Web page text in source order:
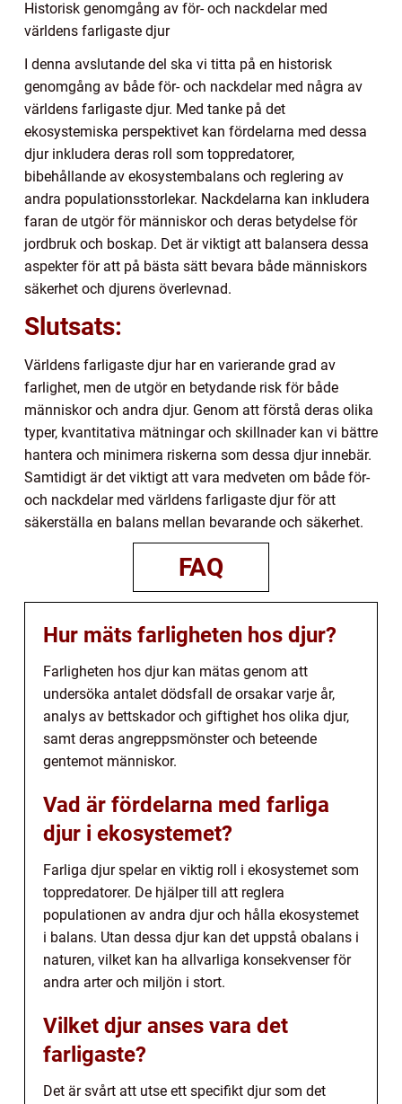
Historisk genomgång av för- och nackdelar med
världens farligaste djur
I denna avslutande del ska vi titta på en historisk
genomgång av både för- och nackdelar med några av
världens farligaste djur. Med tanke på det
ekosystemiska perspektivet kan fördelarna med dessa
djur inkludera deras roll som toppredatorer,
bibehållande av ekosystembalans och reglering av
andra populationsstorlekar. Nackdelarna kan inkludera
faran de utgör för människor och deras betydelse för
jordbruk och boskap. Det är viktigt att balansera dessa
aspekter för att på bästa sätt bevara både människors
säkerhet och djurens överlevnad.
Slutsats:
Världens farligaste djur har en varierande grad av
farlighet, men de utgör en betydande risk för både
människor och andra djur. Genom att förstå deras olika
typer, kvantitativa mätningar och skillnader kan vi bättre
hantera och minimera riskerna som dessa djur innebär.
Samtidigt är det viktigt att vara medveten om både för-
och nackdelar med världens farligaste djur för att
säkerställa en balans mellan bevarande och säkerhet.
FAQ
Hur mäts farligheten hos djur?
Farligheten hos djur kan mätas genom att
undersöka antalet dödsfall de orsakar varje år,
analys av bettskador och giftighet hos olika djur,
samt deras angreppsmönster och beteende
gentemot människor.
Vad är fördelarna med farliga
djur i ekosystemet?
Farliga djur spelar en viktig roll i ekosystemet som
toppredatorer. De hjälper till att reglera
populationen av andra djur och hålla ekosystemet
i balans. Utan dessa djur kan det uppstå obalans i
naturen, vilket kan ha allvarliga konsekvenser för
andra arter och miljön i stort.
Vilket djur anses vara det
farligaste?
Det är svårt att utse ett specifikt djur som det